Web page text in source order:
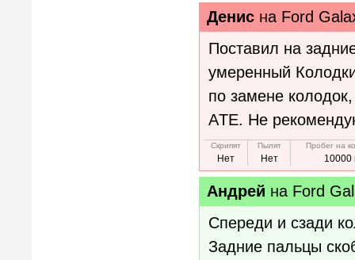
Денис на Ford
Поставил на
умеренный
по замене
АTE. Не
Скрипят
Нет
Пылят
Нет
Пробег на
10000
Андрей на Ford
Спереди и сзади
Задние пальцы